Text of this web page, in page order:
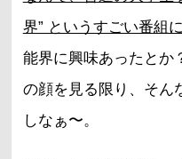
界” というすごい番組
能界に興味あったとか
の顔を見る限り、そん
しなぁ〜。